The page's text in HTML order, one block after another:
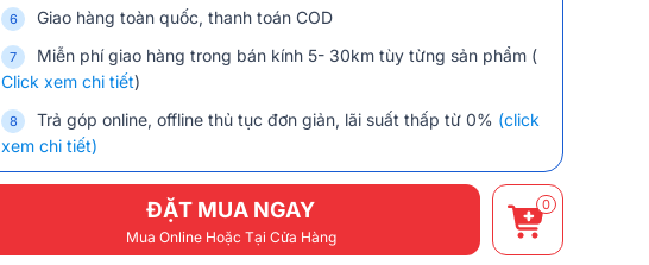
Giao hàng toàn quốc, thanh toán COD
Miễn phí giao hàng trong bán kính 5- 30km tùy từng sản phẩm (
Click xem chi tiết)
Trả góp online, offline thủ tục đơn giản, lãi suất thấp từ 0% (click
xem chi tiết)
ĐẶT MUA NGAY
Mua Online Hoặc Tại Cửa Hàng
0